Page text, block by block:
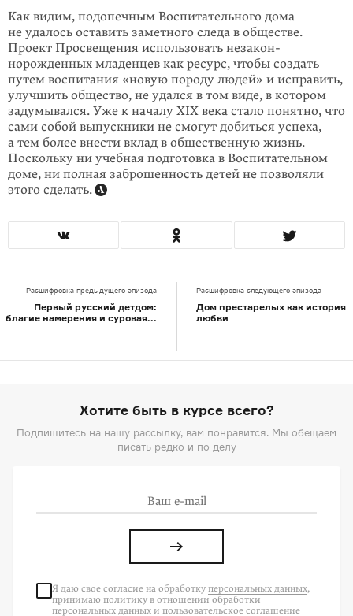
Как видим, подопечным Воспита­тельного дома
не удалось оставить заметного следа в обществе.
Проект Просвещения использо­вать незакон­
норожденных младенцев как ресурс, чтобы создать
путем воспитания «новую породу людей» и исправить,
улуч­шить общество, не удался в том виде, в кото­ром
задумывался. Уже к началу XIX века стало понятно, что
сами собой выпускники не смогут добиться успеха,
а тем более внести вклад в общественную жизнь.
Посколь­ку ни учеб­ная подготовка в Воспита­тельном
доме, ни полная заброшен­ность детей не позво­ляли
этого сделать.
Расшифровка предыдущего эпизода
Первый русский детдом:
благие намерения и суровая...
Расшифровка следующего эпизода
Дом престарелых как история
любви
Хотите быть в курсе всего?
Подпишитесь на нашу рассылку, вам понравится. Мы обещаем
писать редко и по делу
Я даю свое согласие на обработку персональных данных,
принимаю политику в отношении обработки
персональных данных и пользовательское соглашение